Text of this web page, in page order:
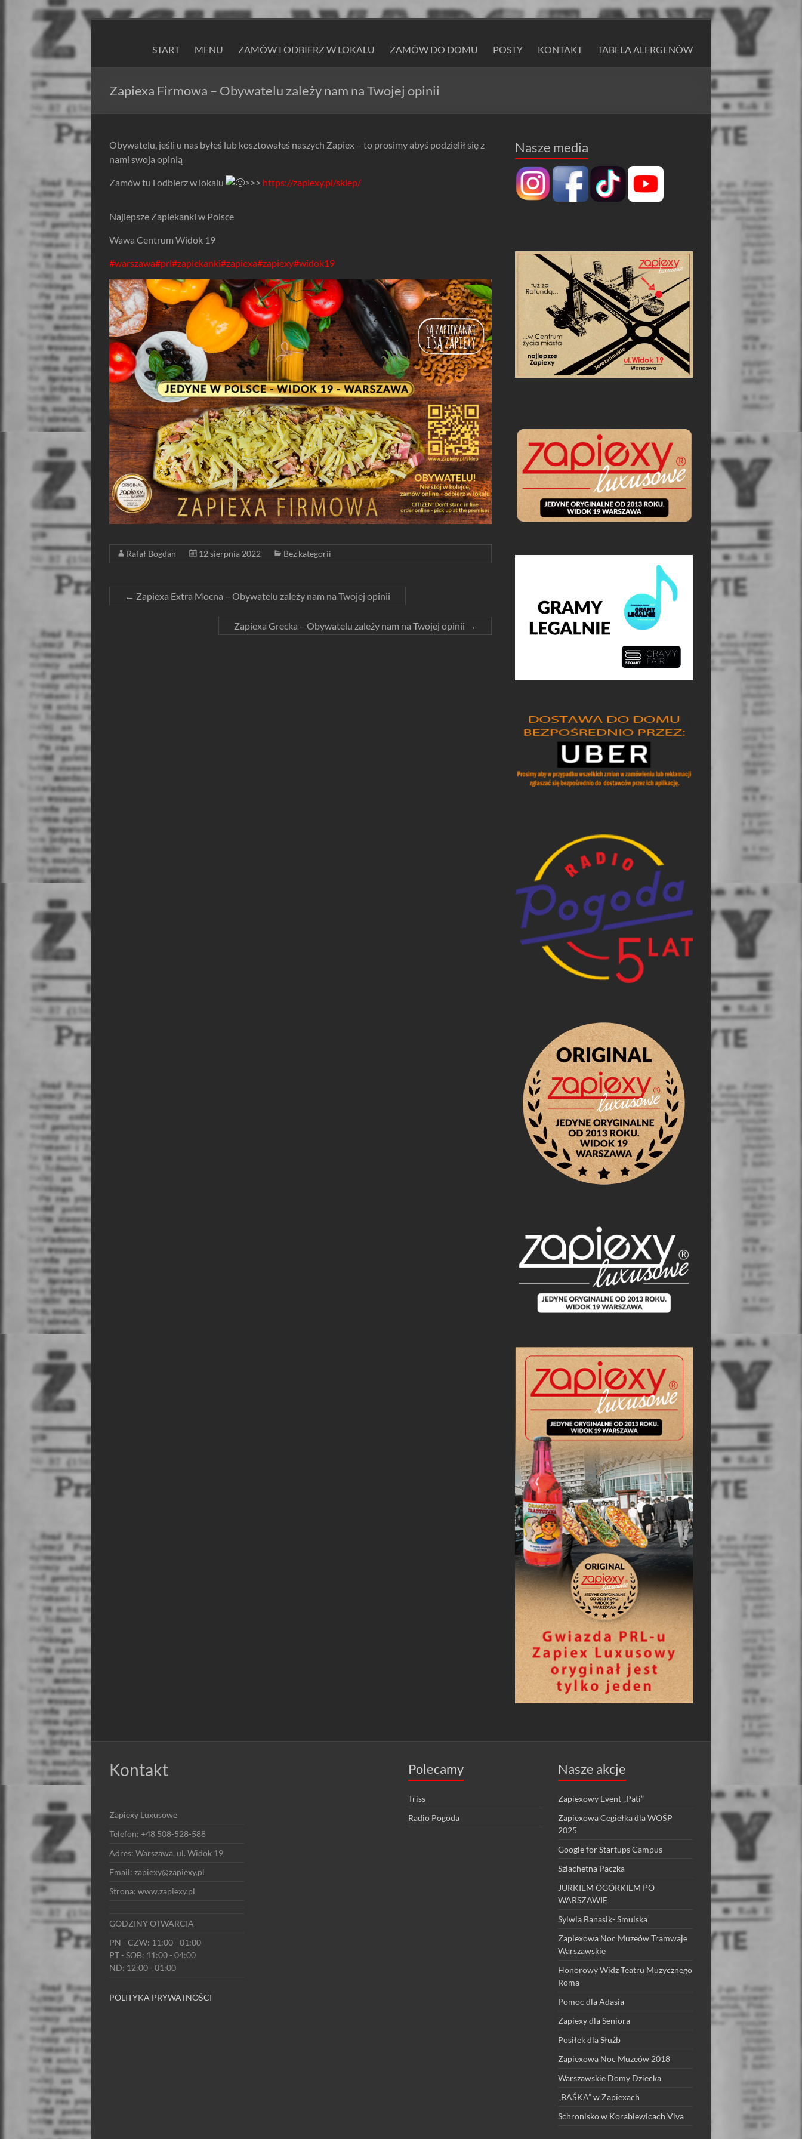
Skip
ZAPIEXY
LUXUSOWE
–
SMAK
PRL`U
Jedyne
Są
i
Zapiexy.
START MENU ZAMÓW I ODBIERZ W LOKALU ZAMÓW DO DOMU POSTY KONTAKT TABELA ALERGENÓW
Zapiexa Firmowa – Obywatelu zależy nam na Twojej opinii
Obywatelu, jeśli u nas byłeś lub kosztowałeś naszych Zapiex – to prosimy abyś podzielił się z
nami swoja opinią
Zamów tu i odbierz w lokalu >>> https://zapiexy.pl/sklep/
Najlepsze Zapiekanki w Polsce
Wawa Centrum Widok 19
#warszawa#prl#zapiekanki#zapiexa#zapiexy#widok19
Rafał Bogdan 12 sierpnia 2022 Bez kategorii
← Zapiexa Extra Mocna – Obywatelu zależy nam na Twojej opinii
Zapiexa Grecka – Obywatelu zależy nam na Twojej opinii →
Nasze media
Kontakt
Zapiexy Luxusowe
Telefon: +48 508-528-588
Adres: Warszawa, ul. Widok 19
Email: zapiexy@zapiexy.pl
Strona: www.zapiexy.pl
GODZINY OTWARCIA
PN - CZW: 11:00 - 01:00
PT - SOB: 11:00 - 04:00
ND: 12:00 - 01:00
POLITYKA PRYWATNOŚCI
Polecamy
Triss
Radio Pogoda
Nasze akcje
Zapiexowy Event „Pati”
Zapiexowa Cegiełka dla WOŚP
2025
Google for Startups Campus
Szlachetna Paczka
JURKIEM OGÓRKIEM PO
WARSZAWIE
Sylwia Banasik- Smulska
Zapiexowa Noc Muzeów Tramwaje
Warszawskie
Honorowy Widz Teatru Muzycznego
Roma
Pomoc dla Adasia
Zapiexy dla Seniora
Posiłek dla Służb
Zapiexowa Noc Muzeów 2018
Warszawskie Domy Dziecka
„BAŚKA” w Zapiexach
Schronisko w Korabiewicach Viva